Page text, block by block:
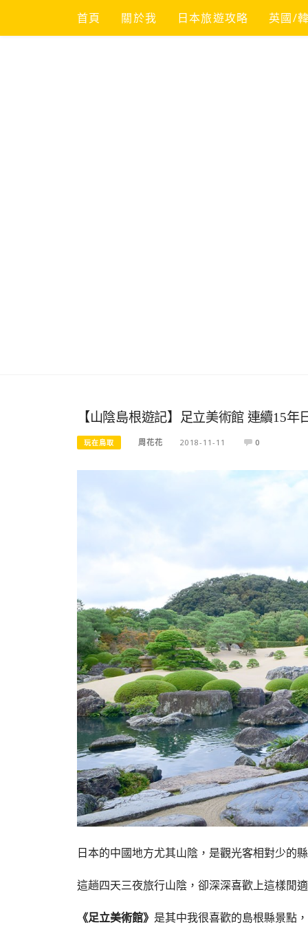
content
首頁 關於我 日本旅遊攻略 英國/
【山陰島根遊記】足立美術館 連續15
玩在鳥取 周花花 2018-11-11 0
日本的中國地方尤其山陰，是觀光客相對少的
這趟四天三夜旅行山陰，卻深深喜歡上這樣閒
《足立美術館》 是其中我很喜歡的島根縣景點